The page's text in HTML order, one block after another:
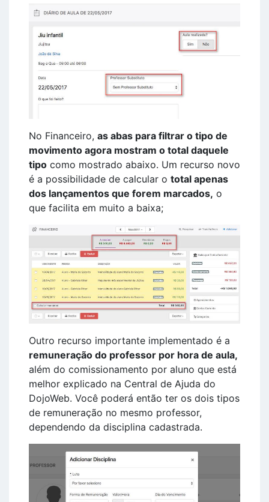
No Financeiro, as abas para filtrar o tipo de
movimento agora mostram o total daquele
tipo como mostrado abaixo. Um recurso novo
é a possibilidade de calcular o total apenas
dos lançamentos que forem marcados, o
que facilita em muito a baixa;
Outro recurso importante implementado é a
remuneração do professor por hora de aula,
além do comissionamento por aluno que está
melhor explicado na Central de Ajuda do
DojoWeb. Você poderá então ter os dois tipos
de remuneração no mesmo professor,
dependendo da disciplina cadastrada.